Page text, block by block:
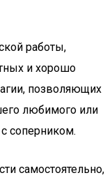
работы,
и хорошо
позволяющих
любимого или
соперником.
самостоятельно,